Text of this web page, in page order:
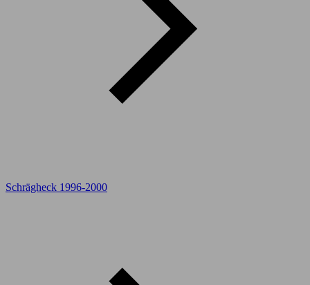
Schrägheck 1996-2000